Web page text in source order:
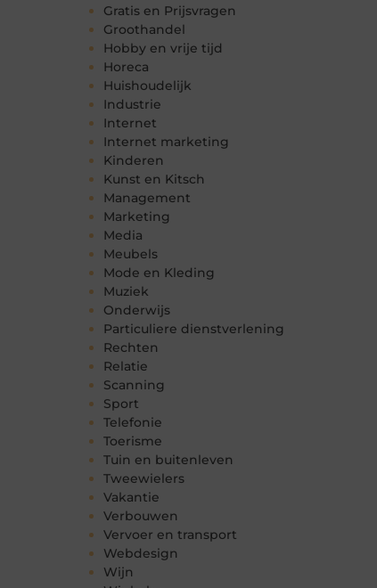
Gratis en Prijsvragen
Groothandel
Hobby en vrije tijd
Horeca
Huishoudelijk
Industrie
Internet
Internet marketing
Kinderen
Kunst en Kitsch
Management
Marketing
Media
Meubels
Mode en Kleding
Muziek
Onderwijs
Particuliere dienstverlening
Rechten
Relatie
Scanning
Sport
Telefonie
Toerisme
Tuin en buitenleven
Tweewielers
Vakantie
Verbouwen
Vervoer en transport
Webdesign
Wijn